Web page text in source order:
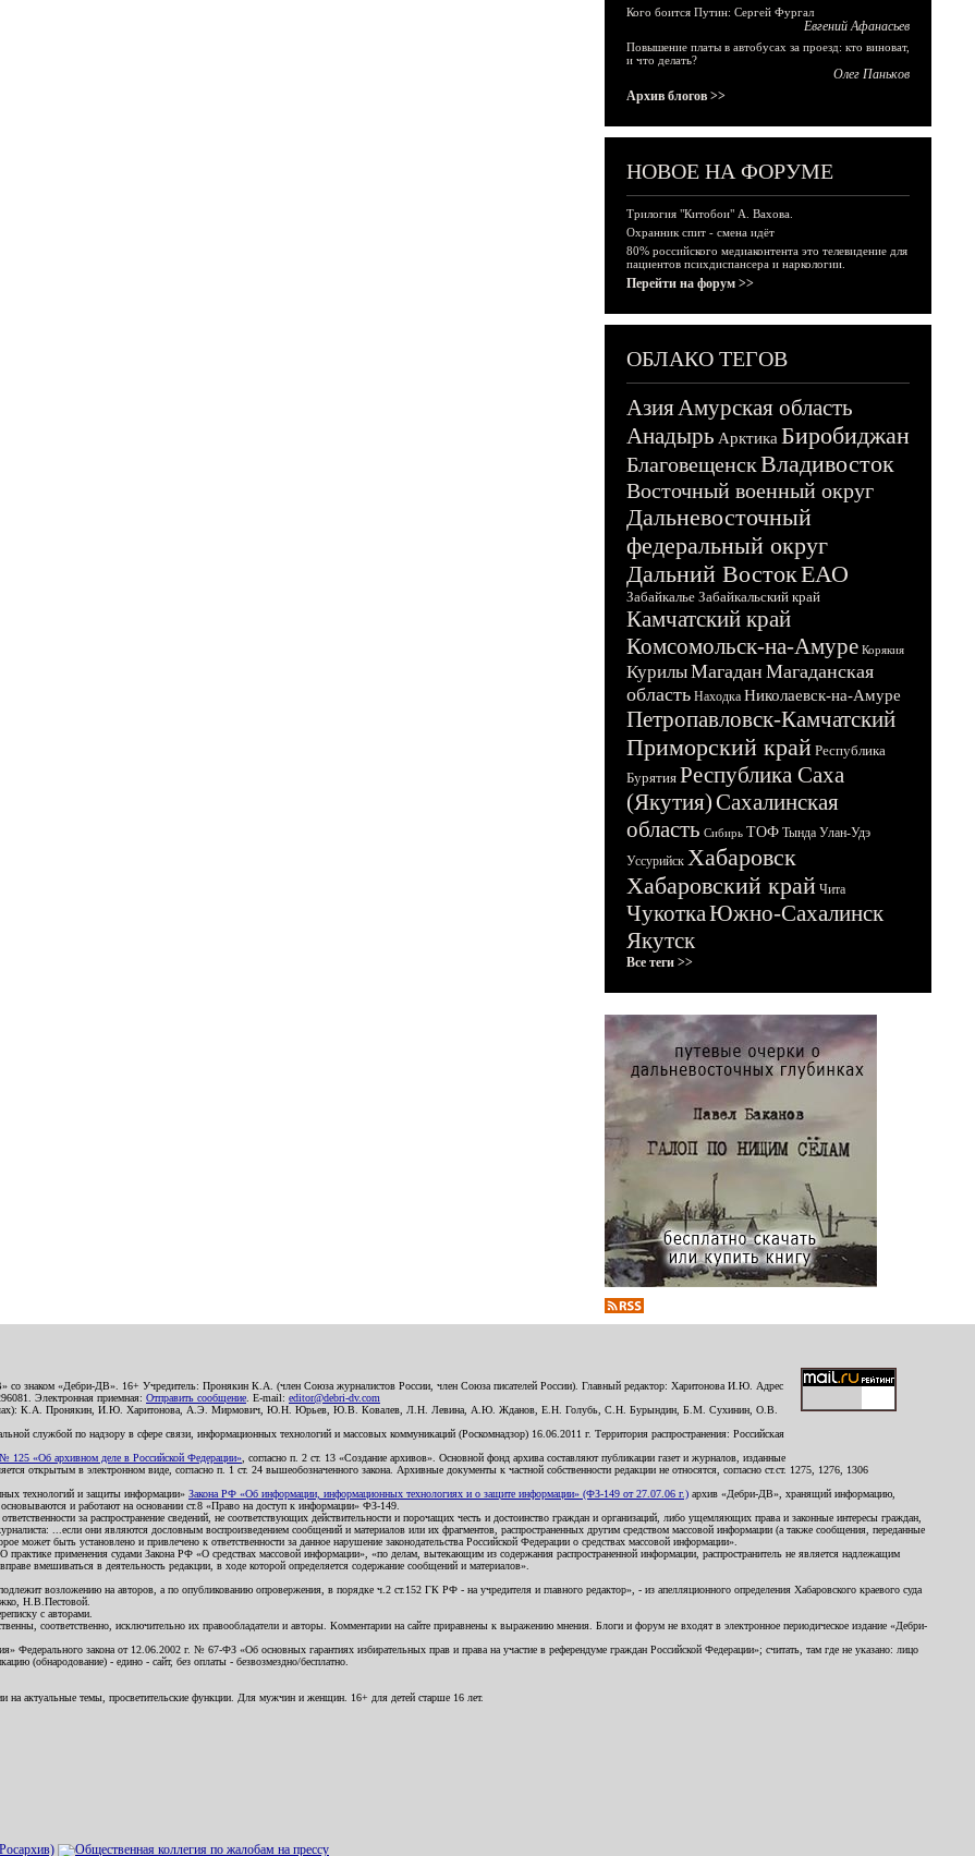
Кого боится Путин: Сергей Фургал
Евгений Афанасьев
Повышение платы в автобусах за проезд: кто виноват,
и что делать?
Олег Паньков
Архив блогов >>
НОВОЕ НА ФОРУМЕ
Трилогия "Китобои" А. Вахова.
Охранник спит - смена идёт
80% российского медиаконтента это телевидение для
пациентов психдиспансера и наркологии.
Перейти на форум >>
ОБЛАКО ТЕГОВ
АзияАмурская область
Анадырь Арктика Биробиджан
БлаговещенскВладивосток
Восточный военный округ
Дальневосточный
федеральный округ
Дальний ВостокЕАО
Забайкалье Забайкальский край
Камчатский край
Комсомольск-на-Амуре Корякия
КурилыМагадан Магаданская
область Находка Николаевск-на-Амуре
Петропавловск-Камчатский
Приморский край Республика
Бурятия Республика Саха
(Якутия)Сахалинская
область Сибирь ТОФ Тында Улан-Удэ
Уссурийск Хабаровск
Хабаровский край Чита
ЧукоткаЮжно-Сахалинск
Якутск
Все теги >>
со знаком «Дебри-ДВ». 16+ Учредитель: Пронякин К.А. (член Союза журналистов России, член Союза писателей России). Главный редактор: Харитонова И.Ю. Адрес
Электронная приемная: Отправить сообщение . E-mail: editor@debri-dv.com
началах): К.А. Пронякин, И.Ю. Харитонова, А.Э. Мирмович, Ю.Н. Юрьев, Ю.В. Ковалев, Л.Н. Левина, А.Ю. Жданов, Е.Н. Голубь, С.Н. Бурындин, Б.М. Сухинин, О.В.
службой по надзору в сфере связи, информационных технологий и массовых коммуникаций (Роскомнадзор) 16.06.2011 г. Территория распространения: Российская
125 «Об архивном деле в Российской Федерации» , согласно п. 2 ст. 13 «Создание архивов». Основной фонд архива составляют публикации газет и журналов, изданные
открытым в электронном виде, согласно п. 1 ст. 24 вышеобозначенного закона. Архивные документы к частной собственности редакции не относятся, согласно ст.ст. 1275, 1276, 1306
технологий и защиты информации» Закона РФ «Об информации, информационных технологиях и о защите информации» (ФЗ-149 от 27.07.06 г.) архив «Дебри-ДВ», хранящий информацию,
и работают на основании ст.8 «Право на доступ к информации» ФЗ-149.
за распространение сведений, не соответствующих действительности и порочащих честь и достоинство граждан и организаций, либо ущемляющих права и законные интересы граждан,
...если они являются дословным воспроизведением сообщений и материалов или их фрагментов, распространенных другим средством массовой информации (а также сообщения, переданные
может быть установлено и привлечено к ответственности за данное нарушение законодательства Российской Федерации о средствах массовой информации».
применения судами Закона РФ «О средствах массовой информации», «по делам, вытекающим из содержания распространенной информации, распространитель не является надлежащим
вмешиваться в деятельность редакции, в ходе которой определяется содержание сообщений и материалов».
возложению на авторов, а по опубликованию опровержения, в порядке ч.2 ст.152 ГК РФ - на учредителя и главного редактор», - из апелляционного определения Хабаровского краевого суда
Н.В.Пестовой.
с авторами.
соответственно, исключительно их правообладатели и авторы. Комментарии на сайте приравнены к выражению мнения. Блоги и форум не входят в электронное периодическое издание «Дебри-
Федерального закона от 12.06.2002 г. № 67-ФЗ «Об основных гарантиях избирательных прав и права на участие в референдуме граждан Российской Федерации»; считать, там где не указано: лицо
(обнародование) - едино - сайт, без оплаты - безвозмездно/бесплатно.
на актуальные темы, просветительские функции. Для мужчин и женщин. 16+ для детей старше 16 лет.